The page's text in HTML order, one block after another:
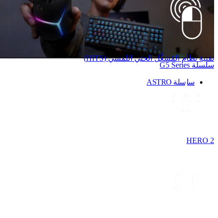
سلسلة G5 Series
سلسلة ASTRO
تقنية نظام المُشغِّل الحثي اللمسي (HITS)
HERO 2